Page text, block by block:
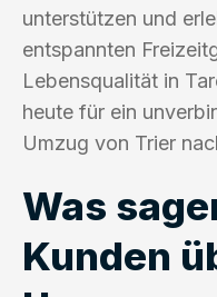
unterstützen und
entspannten
Lebensqualität in
heute für ein
Umzug von Trier
Was
Kunden